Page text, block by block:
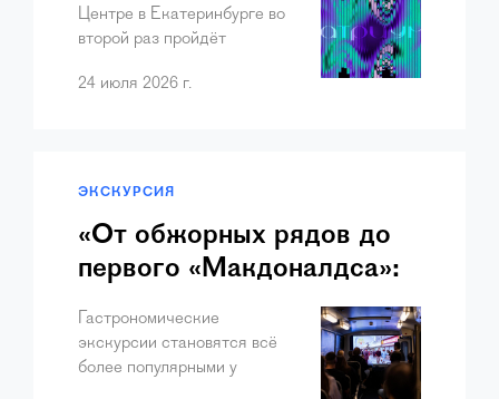
Центре в Екатеринбурге во
второй раз пройдёт
искусства «АТРИУМ». В
объединила художников и
24 июля 2026 г.
ЭКСКУРСИЯ
«От обжорных рядов до
первого «Макдоналдса»:
новая экскурсия с ужином
Гастрономические
экскурсии становятся всё
более популярными у